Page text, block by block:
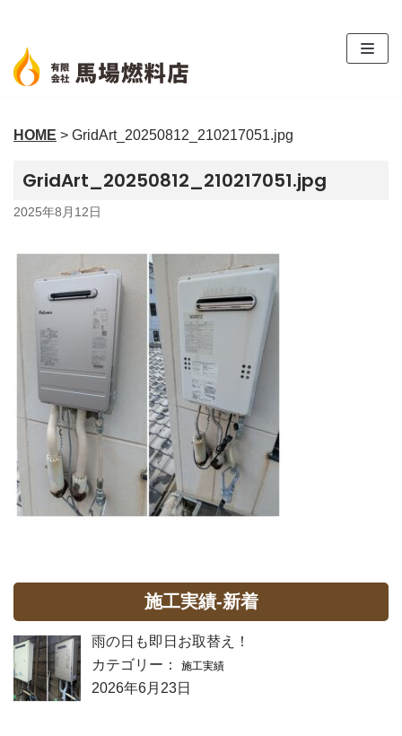
ン
テ
ン
へ
キ
ッ
HOME > GridArt_20250812_210217051.jpg
GridArt_20250812_210217051.jpg
2025年8月12日
施工実績-新着
雨の日も即日お取替え！
カテゴリー：
施工実績
2026年6月23日